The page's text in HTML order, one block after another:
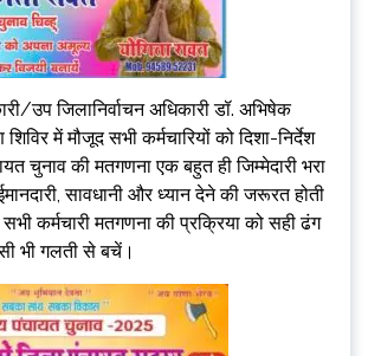
उप जिलानिर्वाचन अधिकारी डॉ. अभिषेक
शिविर में मौजूद सभी कर्मचारियों को दिशा-निर्देश
चुनाव की मतगणना एक बहुत ही जिम्मेदारी भरा
सावधानी और ध्यान देने की जरूरत होती
कर्मचारी मतगणना की प्रक्रिया को सही ढंग
भी गलती से बचें।